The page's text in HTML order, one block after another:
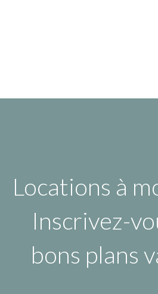
Locations à
Inscrivez-
bons plans